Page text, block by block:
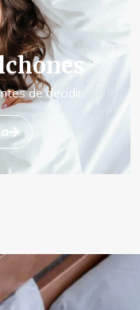
de decidir.